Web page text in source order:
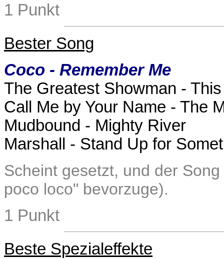
1 Punkt
Bester Song
Coco - Remember Me
The Greatest Showman -
Call Me by Your Name - The
Mudbound - Mighty River
Marshall - Stand Up for
Scheint gesetzt, und der
poco loco" bevorzuge).
1 Punkt
Beste Spezialeffekte